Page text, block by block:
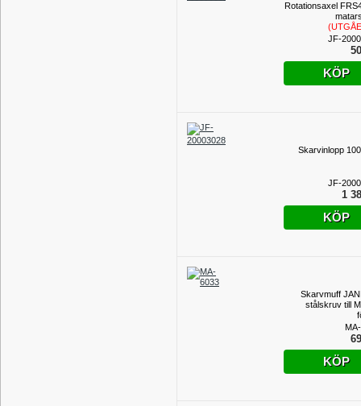
Rotationsaxel
JF-
KÖP
Skarvinlopp
JF-
1
KÖP
Skarvmuff
stålskruv till
KÖP